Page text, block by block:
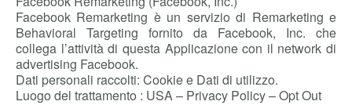
Facebook Remarketing è un servizio di Remarketing e
Behavioral Targeting fornito da Facebook, Inc. che
collega l’attività di questa Applicazione con il network di
advertising Facebook.
Dati personali raccolti: Cookie e Dati di utilizzo.
Luogo del trattamento : USA – Privacy Policy – Opt Out